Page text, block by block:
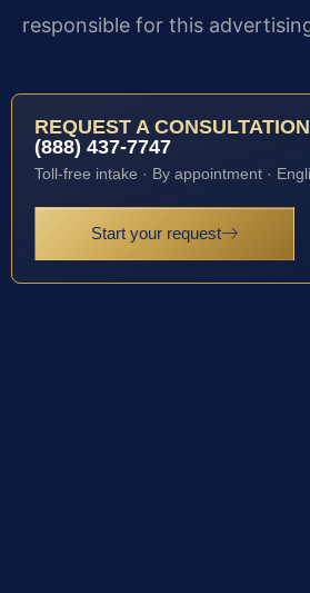
responsible for this
REQUEST A CONSULTATION
(888) 437-7747
Toll-free intake · By appointment ·
Start your request